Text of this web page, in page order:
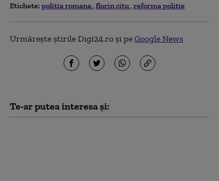
Etichete: politia romana florin citu reforma politie
Urmărește știrile Digi24.ro și peGoogle News
Te-ar putea interesa și: